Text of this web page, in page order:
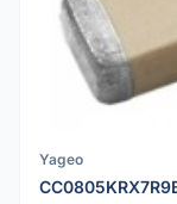
Yageo